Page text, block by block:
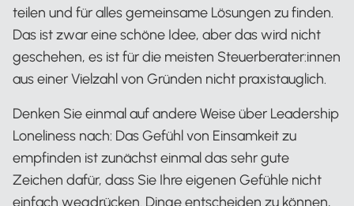
teilen und für alles gemeinsame Lösungen zu finden.
Das ist zwar eine schöne Idee, aber das wird nicht
geschehen, es ist für die meisten Steuerberater:innen
aus einer Vielzahl von Gründen nicht praxistauglich.
Denken Sie einmal auf andere Weise über Leadership
Loneliness nach: Das Gefühl von Einsamkeit zu
empfinden ist zunächst einmal das sehr gute
Zeichen dafür, dass Sie Ihre eigenen Gefühle nicht
einfach wegdrücken. Dinge entscheiden zu können,